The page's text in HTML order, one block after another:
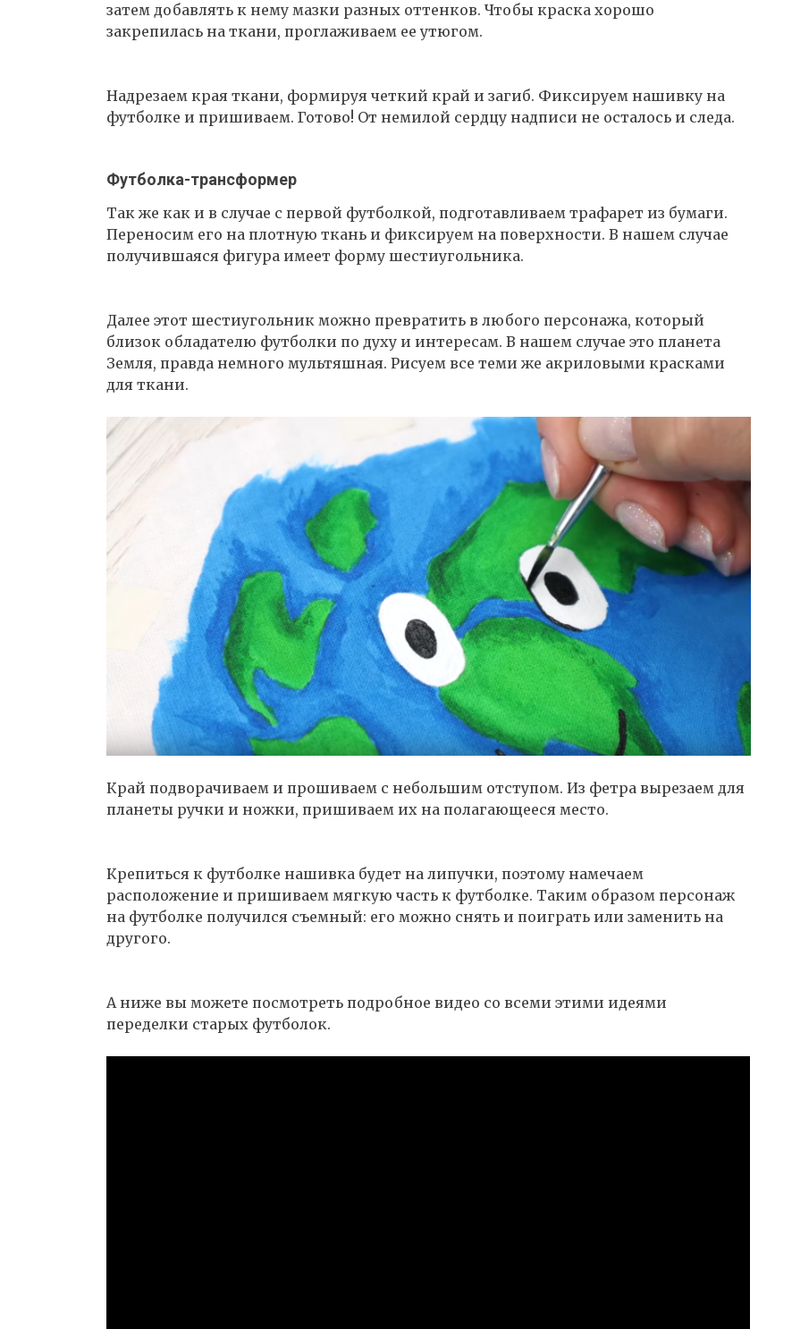
затем добавлять к нему мазки разных оттенков. Чтобы краска хорошо
закрепилась на ткани, проглаживаем ее утюгом.
Надрезаем края ткани, формируя четкий край и загиб. Фиксируем нашивку на
футболке и пришиваем. Готово! От немилой сердцу надписи не осталось и следа.
Футболка-трансформер
Так же как и в случае с первой футболкой, подготавливаем трафарет из бумаги.
Переносим его на плотную ткань и фиксируем на поверхности. В нашем случае
получившаяся фигура имеет форму шестиугольника.
Далее этот шестиугольник можно превратить в любого персонажа, который
близок обладателю футболки по духу и интересам. В нашем случае это планета
Земля, правда немного мультяшная. Рисуем все теми же акриловыми красками
для ткани.
Край подворачиваем и прошиваем с небольшим отступом. Из фетра вырезаем для
планеты ручки и ножки, пришиваем их на полагающееся место.
Крепиться к футболке нашивка будет на липучки, поэтому намечаем
расположение и пришиваем мягкую часть к футболке. Таким образом персонаж
на футболке получился съемный: его можно снять и поиграть или заменить на
другого.
А ниже вы можете посмотреть подробное видео со всеми этими идеями
переделки старых футболок.